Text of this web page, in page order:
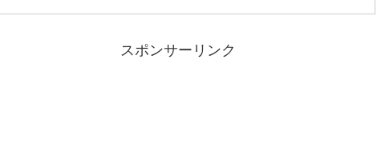
スポンサーリンク